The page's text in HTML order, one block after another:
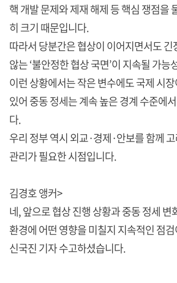
핵 개발 문제와 제재 해제 등 핵심 쟁점을
히 크기 때문입니다.
따라서 당분간은 협상이 이어지면서도
않는 ‘불안정한 협상 국면’이 지속될 가능
이런 상황에서는 작은 변수에도 국제 시
있어 중동 정세는 계속 높은 경계 수준에
다.
우리 정부 역시 외교·경제·안보를 함께
관리가 필요한 시점입니다.
김경호 앵커>
네, 앞으로 협상 진행 상황과 중동 정세 변
환경에 어떤 영향을 미칠지 지속적인 점
신국진 기자 수고하셨습니다.